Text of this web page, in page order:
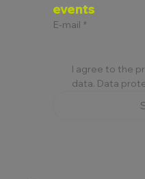
events
E-mail *
I agree to the
data. Data